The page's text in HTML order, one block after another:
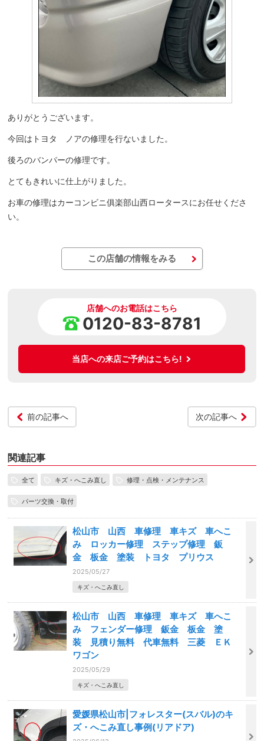
ありがとうございます。
今回はトヨタ ノアの修理を行ないました。
後ろのバンパーの修理です。
とてもきれいに仕上がりました。
お車の修理はカーコンビニ俱楽部山西ロータースにお任せくださ
い。
この店舗の情報をみる
店舗へのお電話はこちら
0120-83-8781
当店への来店ご予約はこちら!
前の記事へ 次の記事へ
関連記事
全て キズ・へこみ直し 修理・点検・メンテナンス
パーツ交換・取付
松山市 山西 車修理 車キズ 車へこ
み ロッカー修理 ステップ修理 鈑
金 板金 塗装 トヨタ プリウス
2025/05/27
キズ・へこみ直し
松山市 山西 車修理 車キズ 車へこ
み フェンダー修理 鈑金 板金 塗
装 見積り無料 代車無料 三菱 ＥＫ
ワゴン
2025/05/29
キズ・へこみ直し
愛媛県松山市|フォレスター(スバル)のキ
ズ・へこみ直し事例(リアドア)